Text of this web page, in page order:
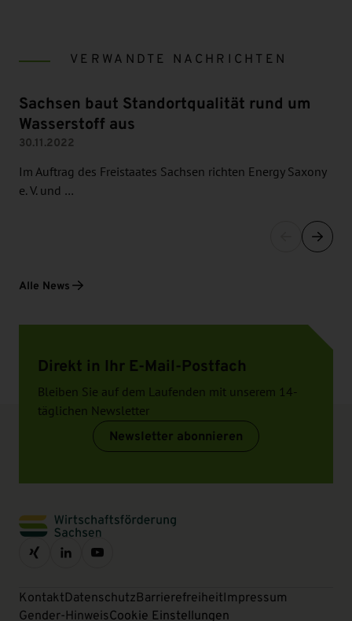
VERWANDTE NACHRICHTEN
Sachsen baut Standortqualität rund um
Wasserstoff aus
30.11.2022
Im Auftrag des Freistaates Sachsen richten Energy Saxony
e. V. und …
Alle News
Direkt in Ihr E-Mail-Postfach
Bleiben Sie auf dem Laufenden mit unserem 14-
täglichen Newsletter
Newsletter abonnieren
KontaktDatenschutzBarrierefreiheitImpressum
Gender-HinweisCookie Einstellungen